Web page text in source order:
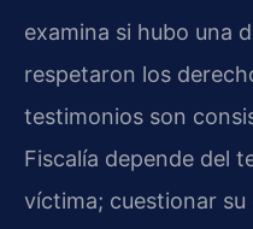
examina si hubo una
respetaron los
testimonios son
Fiscalía depende del
víctima; cuestionar